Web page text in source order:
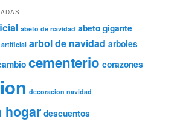
abeto de navidad abeto gigante
arbol de navidad arboles
cementerio corazones
decoracion navidad
hogar descuentos